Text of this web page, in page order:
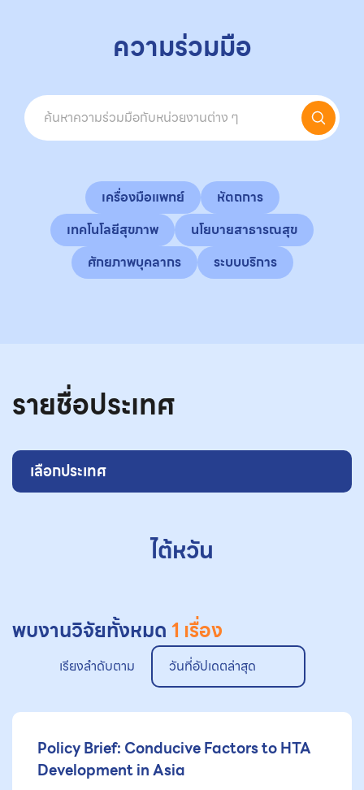
ความร่วมมือ
เครื่องมือแพทย์
หัตถการ
เทคโนโลยีสุขภาพ
นโยบายสาธารณสุข
ศักยภาพบุคลากร
ระบบบริการ
รายชื่อประเทศ
เลือกประเทศ
ไต้หวัน
พบงานวิจัยทั้งหมด1 เรื่อง
เรียงลำดับตาม วันที่อัปเดตล่าสุด
Policy Brief: Conducive Factors to HTA
Development in Asia